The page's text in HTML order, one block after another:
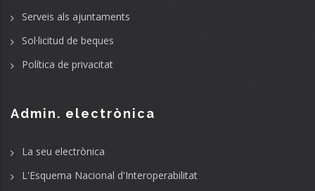
Serveis als ajuntaments
Sol·licitud de beques
Política de privacitat
Admin. electrònica
La seu electrònica
L'Esquema Nacional d'Interoperabilitat